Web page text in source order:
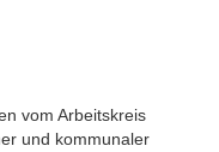
vom Arbeitskreis
und kommunaler